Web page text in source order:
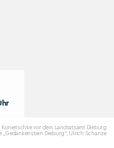
vor dem Landratsamt Dieburg
„Gedankenstein Dieburg", Ulrich Schanze